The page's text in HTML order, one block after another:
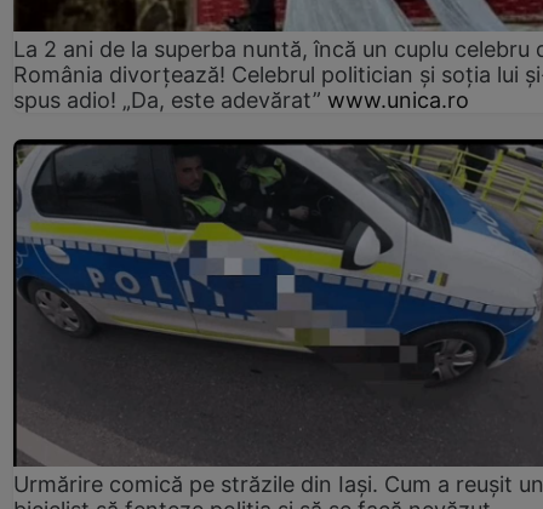
La 2 ani de la superba nuntă, încă un cuplu celebru
România divorțează! Celebrul politician și soția lui
spus adio! „Da, este adevărat” www.unica.ro
Urmărire comică pe străzile din Iași. Cum a reușit un